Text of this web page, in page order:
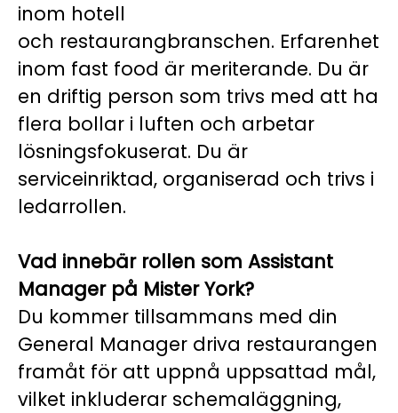
inom hotell
och restaurangbranschen. Erfarenhet
inom fast food är meriterande. Du är
en driftig person som trivs med att ha
flera bollar i luften och arbetar
lösningsfokuserat. Du är
serviceinriktad, organiserad och trivs i
ledarrollen.
Vad innebär rollen som Assistant
Manager på Mister York?
Du kommer tillsammans med din
General Manager driva restaurangen
framåt för att uppnå uppsattad mål,
vilket inkluderar schemaläggning,